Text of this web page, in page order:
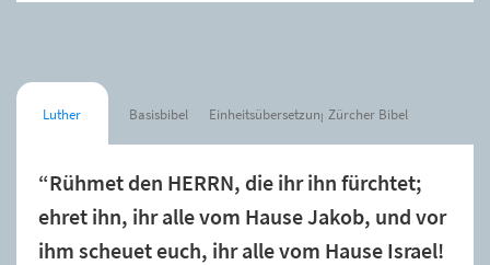
Luther Basisbibel Einheitsübersetzung Zürcher Bibel
“Rühmet den HERRN, die ihr ihn fürchtet;
ehret ihn, ihr alle vom Hause Jakob, und vor
ihm scheuet euch, ihr alle vom Hause Israel!